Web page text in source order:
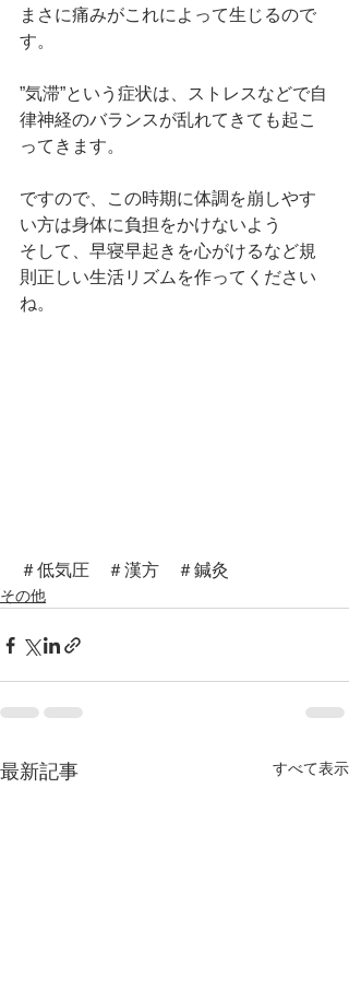
まさに痛みがこれによって生じるので
す。
”気滞”という症状は、ストレスなどで自
律神経のバランスが乱れてきても起こ
ってきます。
ですので、この時期に体調を崩しやす
い方は身体に負担をかけないよう
そして、早寝早起きを心がけるなど規
則正しい生活リズムを作ってください
ね。
＃低気圧　＃漢方　＃鍼灸
その他
最新記事 すべて表示